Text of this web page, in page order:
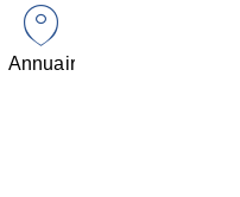
Annuaires